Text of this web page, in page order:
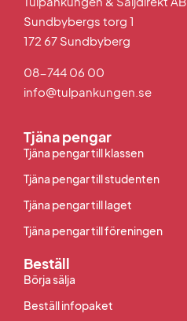
Sundbybergs torg 1
172 67 Sundbyberg
08-744 06 00
info@tulpankungen.se
Tjäna pengar
Tjäna pengar till klassen
Tjäna pengar till studenten
Tjäna pengar till laget
Tjäna pengar till föreningen
Beställ
Börja sälja
Beställ infopaket